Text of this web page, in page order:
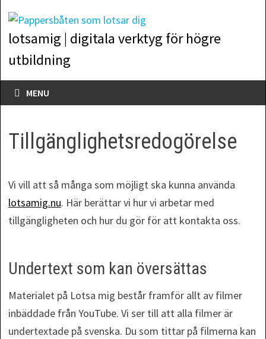
to
content
lotsamig | digitala verktyg för högre
utbildning
MENU
Tillgänglighetsredogörelse
Vi vill att så många som möjligt ska kunna använda
lotsamig.nu. Här berättar vi hur vi arbetar med
tillgängligheten och hur du gör för att kontakta oss.
Undertext som kan översättas
Materialet på Lotsa mig består framför allt av filmer
inbäddade från YouTube. Vi ser till att alla filmer är
undertextade på svenska. Du som tittar på filmerna kan